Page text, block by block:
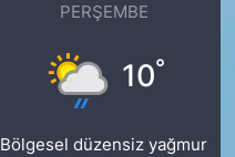
PERŞEMBE
10°
Bölgesel düzensiz yağmur